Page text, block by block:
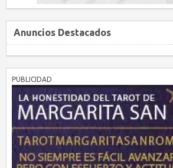
Anuncios Destacados
PUBLICIDAD